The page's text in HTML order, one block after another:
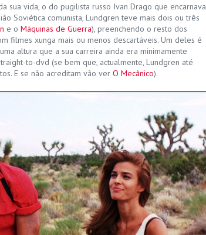
sua vida, o do pugilista russo Ivan Drago que encarnava
Soviética comunista, Lundgren teve mais dois ou três
e o Máquinas de Guerra), preenchendo o resto dos
filmes xunga mais ou menos descartáveis. Um deles é
altura que a sua carreira ainda era minimamente
to-dvd (se bem que, actualmente, Lundgren até
E se não acreditam vão ver O Mecânico).